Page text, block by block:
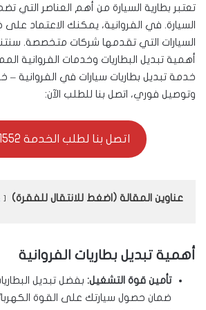
تعتبر بطارية السيارة من أهم العناصر التي
السيارة. في الفروانية، يمكنك الاعتماد على
السيارات التي تقدمها شركات متخصصة.
أهمية تبديل البطاريات وخدمات الفروانية
وتوصيل فوري، اتصل بنا للطلب الآن:
اتصل بنا لطلب الخدمة 55001552
عناوين المقالة (اضغط للانتقال للفقرة)
أهمية تبديل بطاريات الفروانية
تأمين قوة التشغيل: بفضل تبديل
ضمان حصول سيارتك على القوة